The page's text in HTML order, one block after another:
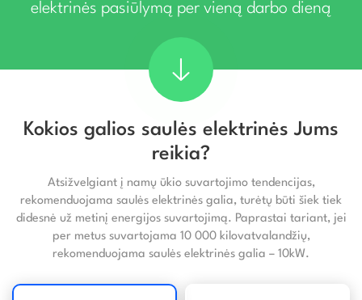
elektrinės pasiūlymą per vieną darbo dieną
Kokios galios saulės elektrinės Jums
reikia?
Atsižvelgiant į namų ūkio suvartojimo tendencijas,
rekomenduojama saulės elektrinės galia, turėtų būti šiek tiek
didesnė už metinį energijos suvartojimą. Paprastai tariant, jei
per metus suvartojama 10 000 kilovatvalandžių,
rekomenduojama saulės elektrinės galia – 10kW.